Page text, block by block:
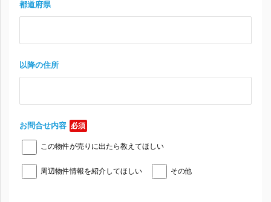
都道府県
以降の住所
お問合せ内容 必須
この物件が売りに出たら教えてほしい
周辺物件情報を紹介してほしい その他